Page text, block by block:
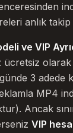
anlık takip
ve VIP
ücretsiz
3 adede
MP4
Ancak
VIP